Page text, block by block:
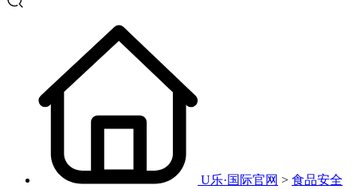
U乐·国际官网 > 食品安全